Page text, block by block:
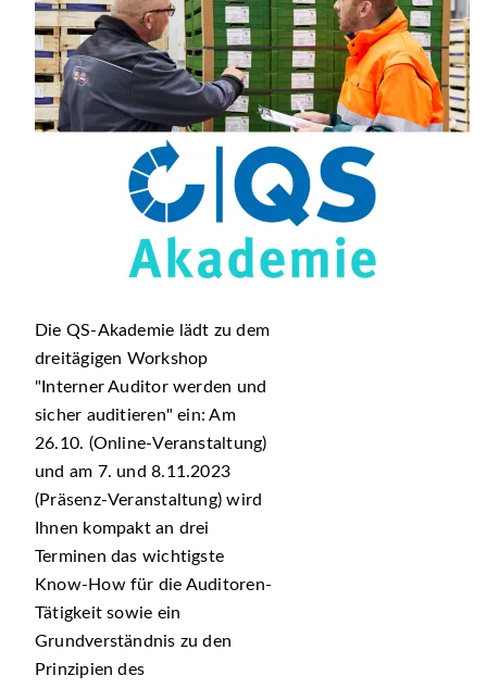
Die QS-Akademie lädt zu dem
dreitägigen Workshop
Interner Auditor werden und
sicher auditieren
ein: Am
26.10. (Online-Veranstaltung)
und am 7. und 8.11.2023
(Präsenz-Veranstaltung) wird
Ihnen kompakt an drei
Terminen das wichtigste
Know-How für die Auditoren-
Tätigkeit sowie ein
Grundverständnis zu den
Prinzipien des